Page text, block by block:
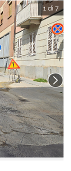
1 di 7